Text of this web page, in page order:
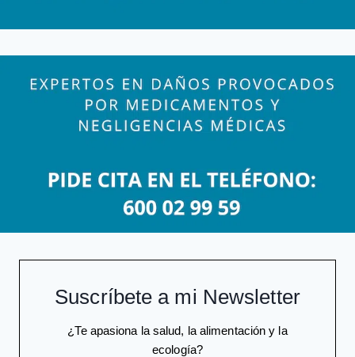
Suscríbete a mi Newsletter
¿Te apasiona la salud, la alimentación y la
ecología?